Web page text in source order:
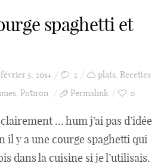
spaghetti et
5, 2014 2 plats, Recettes
, Potiron Permalink 0
… hum j’ai pas d’idée
il y a une courge spaghetti qui
dans la cuisine si je l’utilisais.